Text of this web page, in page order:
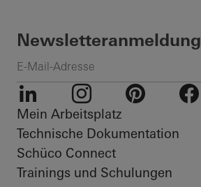
Newsletteranmeldung
LinkedIn Instagram
Mein Arbeitsplatz
Technische Dokumentation
Schüco Connect
Trainings und Schulungen